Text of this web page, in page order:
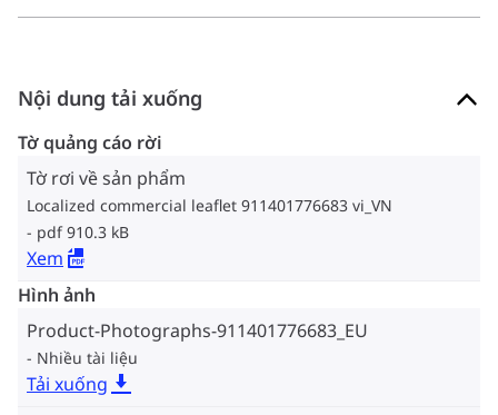
Nội dung tải xuống
Tờ quảng cáo rời
Tờ rơi về sản phẩm
Localized commercial leaflet 911401776683 vi_VN
pdf 910.3 kB
Xem
Hình ảnh
Product-Photographs-911401776683_EU
Nhiều tài liệu
Tải xuống